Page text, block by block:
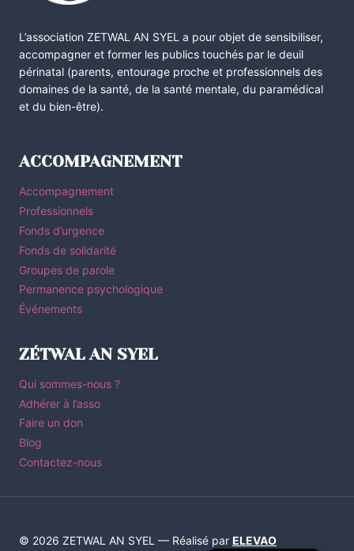
L’association ZETWAL AN SYEL a pour objet de sensibiliser,
accompagner et former les publics touchés par le deuil
périnatal (parents, entourage proche et professionnels des
domaines de la santé, de la santé mentale, du paramédical
et du bien-être).
ACCOMPAGNEMENT
Accompagnement
Professionnels
Fonds d’urgence
Fonds de solidarité
Groupes de parole
Permanence psychologique
Événements
ZÉTWAL AN SYEL
Qui sommes-nous ?
Adhérer à l’asso
Faire un don
Blog
Contactez-nous
© 2026 ZETWAL AN SYEL — Réalisé par ELEVAO